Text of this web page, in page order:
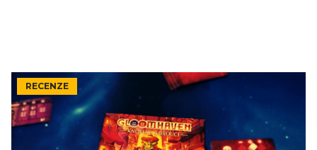
RECENZE